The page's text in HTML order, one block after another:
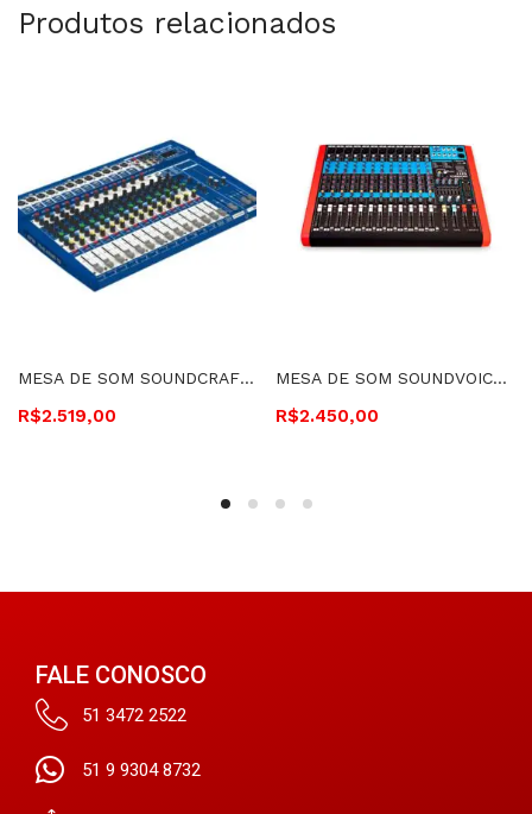
Produtos relacionados
MESA DE SOM SOUNDCRAFT 16 CANAIS – MI-16
R$2.519,00
MESA DE SOM SOUNDVOICE 12 CANAIS 4 AUX EF E EQ – MS12.4
R$2.450,00
FALE CONOSCO
51 3472 2522
51 9 9304 8732